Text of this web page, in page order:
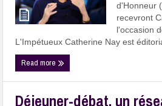
d'Honneur
recevront
l'occasion
L'Impétueux Catherine Nay est
Read more
Déjeuner-débat, un